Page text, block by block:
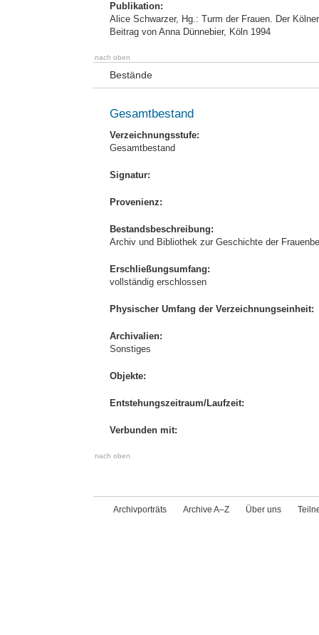
Publikation:
Alice Schwarzer, Hg.: Turm der Frauen. Der
Beitrag von Anna Dünnebier, Köln 1994
nach oben
Bestände
Gesamtbestand
Verzeichnungsstufe:
Gesamtbestand
Signatur:
Provenienz:
Bestandsbeschreibung:
Archiv und Bibliothek zur Geschichte der
Erschließungsumfang:
vollständig erschlossen
Physischer Umfang der Verzeichnungseinheit:
Archivalien:
Sonstiges
Objekte:
Entstehungszeitraum/Laufzeit:
Verbunden mit:
nach oben
Archivporträts Archive A–Z Über uns